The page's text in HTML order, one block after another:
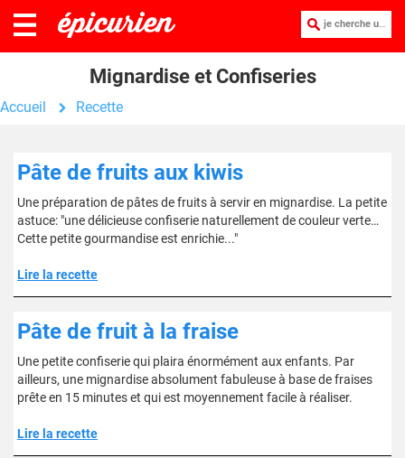
je cherche une recette :
Mignardise et Confiseries
Accueil Recette
Pâte de fruits aux kiwis
Une préparation de pâtes de fruits à servir en mignardise. La petite
astuce: "une délicieuse confiserie naturellement de couleur verte…
Cette petite gourmandise est enrichie..."
Lire la recette
Pâte de fruit à la fraise
Une petite confiserie qui plaira énormément aux enfants. Par
ailleurs, une mignardise absolument fabuleuse à base de fraises
prête en 15 minutes et qui est moyennement facile à réaliser.
Lire la recette